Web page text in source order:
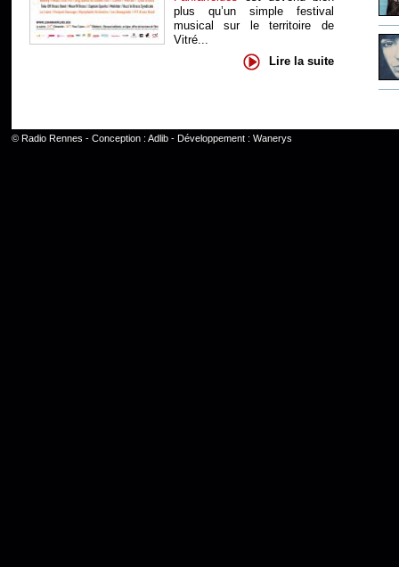
plus qu’un simple festival
musical sur le territoire de
Vitré...
Lire la suite
© Radio Rennes - Conception : Adlib- Développement : Wanerys